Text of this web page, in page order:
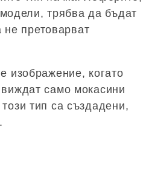
трябва да бъдат
претоварват
изображение, когато
само мокасини
тип са създадени,